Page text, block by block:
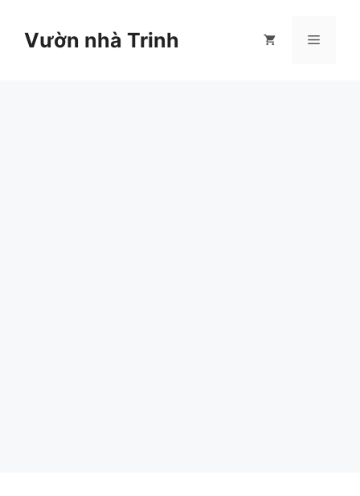
Vườn nhà Trinh Menu